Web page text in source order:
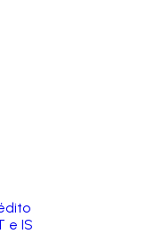
e IS